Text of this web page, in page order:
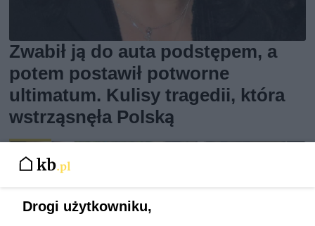
Zwabił ją do auta podstępem, a
potem postawił potworne
ultimatum. Kulisy tragedii, która
wstrząsnęła Polską
Drogi użytkowniku,